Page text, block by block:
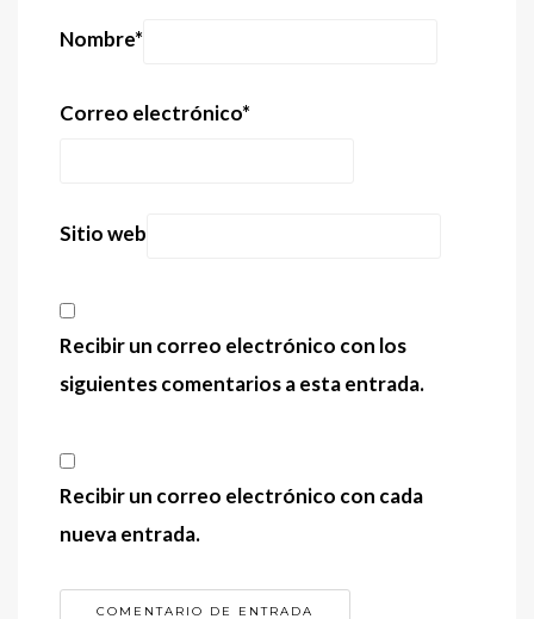
Nombre*
Correo electrónico*
Sitio web
Recibir un correo electrónico con los
siguientes comentarios a esta entrada.
Recibir un correo electrónico con cada
nueva entrada.